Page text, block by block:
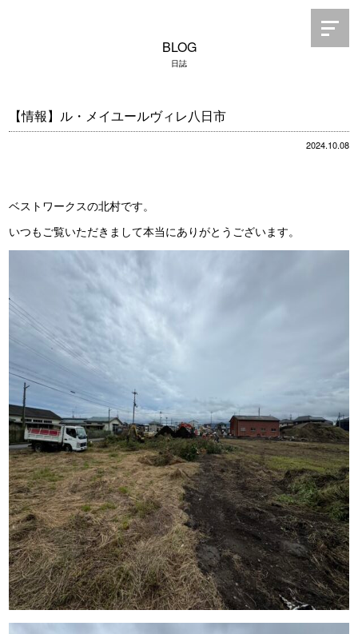
BLOG
日誌
【情報】ル・メイユールヴィレ八日市
2024.10.08
ベストワークスの北村です。
いつもご覧いただきまして本当にありがとうございます。